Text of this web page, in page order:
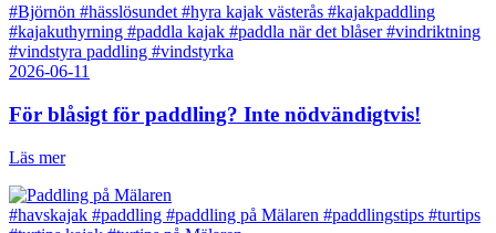
#Björnön #hässlösundet #hyra kajak västerås #kajakpaddling
#kajakuthyrning #paddla kajak #paddla när det blåser#vindriktning
#vindstyra paddling #vindstyrka
2026-06-11
För blåsigt för paddling? Inte nödvändigtvis!
Läs mer
#havskajak #paddling #paddling på Mälaren #paddlingstips #turtips